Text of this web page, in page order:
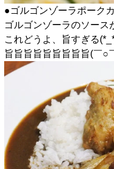
●ゴルゴンゾーラポークカ
ゴルゴンゾーラのソース
これどうよ、旨すぎる
旨旨旨旨旨旨旨旨旨(￣○